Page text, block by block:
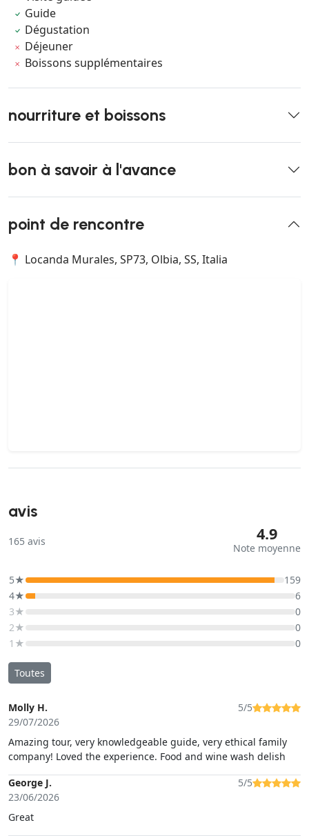
Guide
Dégustation
Déjeuner
Boissons supplémentaires
nourriture et boissons
bon à savoir à l'avance
point de rencontre
📍 Locanda Murales, SP73, Olbia, SS, Italia
avis
165 avis 4.9
Note moyenne
5★
159
4★
6
3★
0
2★
0
1★
0
Toutes
Molly H.
29/07/2026
5/5
Amazing tour, very knowledgeable guide, very ethical family
company! Loved the experience. Food and wine wash delish
George J.
23/06/2026
5/5
Great